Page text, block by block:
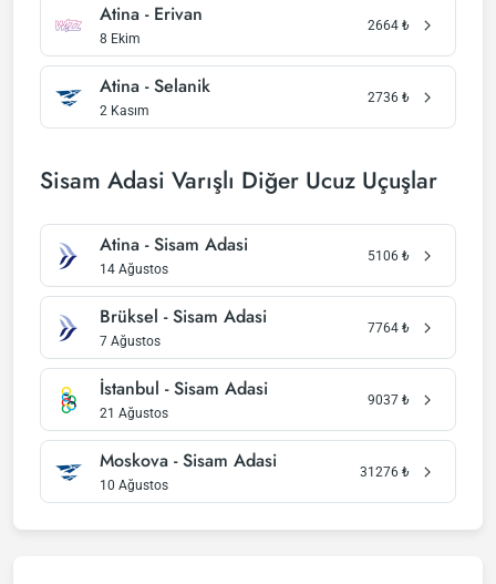
Atina - Erivan
8 Ekim
2664 ₺
Atina - Selanik
2 Kasım
2736 ₺
Sisam Adasi Varışlı Diğer Ucuz Uçuşlar
Atina - Sisam Adasi
14 Ağustos
5106 ₺
Brüksel - Sisam Adasi
7 Ağustos
7764 ₺
İstanbul - Sisam Adasi
21 Ağustos
9037 ₺
Moskova - Sisam Adasi
10 Ağustos
31276 ₺